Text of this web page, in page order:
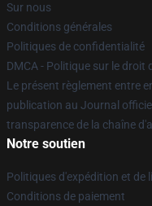
Sur nous
Conditions générales
Politiques de confidentialité
DMCA - Politique sur le droit
Le présent règlement entre
publication au Journal
transparence de la chaîne
Notre soutien
Politiques d'expédition et de
Conditions de paiement